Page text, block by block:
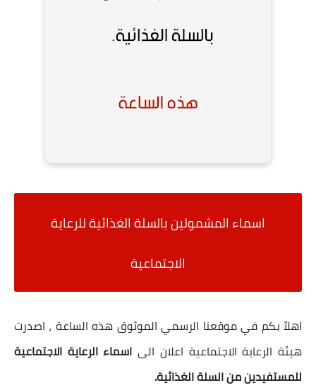
اسماء المشمولين بالسلة الغذائية للرعاية
الاجتماعية
اهلآ بكم في موقعنا الرسمي الموثوق هذه الساعة ، اصدرت
هيئة الرعاية الاجتماعية اعلان الى اسماء الرعاية الاجتماعية
للمستفيدين من السلة الغذائية.